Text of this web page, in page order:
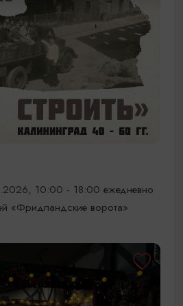
10:00 - 18:00 ежедневно
«Фридландские ворота»